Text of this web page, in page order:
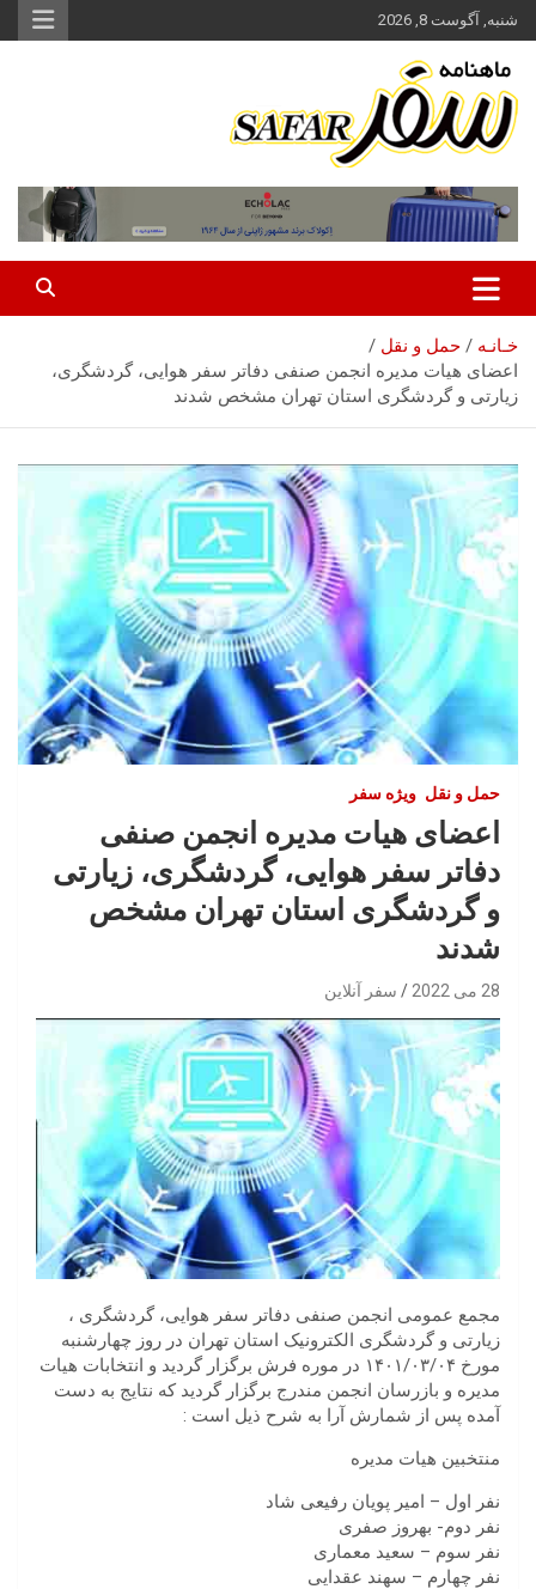
محتوا
بروید
شنبه, آگوست 8, 2026
سفر آنلاین
خـانـه
حمل‌ و نقل
اعضای هیات مدیره انجمن صنفی دفاتر سفر هوایی، گردشگری،
زیارتی و گردشگری استان تهران مشخص شدند
حمل‌ و نقل ویژه سفر
اعضای هیات مدیره انجمن صنفی
دفاتر سفر هوایی، گردشگری، زیارتی
و گردشگری استان تهران مشخص
شدند
28 می 2022 سفر آنلاین
مجمع عمومی انجمن صنفی دفاتر سفر هوایی، گردشگری ،
زیارتی و گردشگری الکترونیک استان تهران در روز چهارشنبه
مورخ ۱۴۰۱/۰۳/۰۴ در موره فرش برگزار گردید و انتخابات هیات
مدیره و بازرسان انجمن مندرج برگزار گردید که نتایج به دست
آمده پس از شمارش آرا به شرح‌ ذیل است :
منتخبین هیات مدیره
نفر اول – امیر پویان رفیعی شاد
نفر دوم- بهروز صفری
نفر سوم – سعید معماری
نفر چهارم – سهند عقدایی